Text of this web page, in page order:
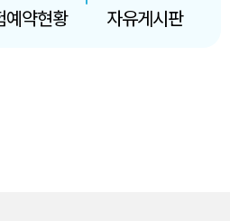
예약현황 자유게시판